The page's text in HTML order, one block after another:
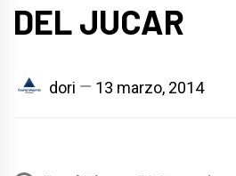
DEL JUCAR
dori 13 marzo, 2014